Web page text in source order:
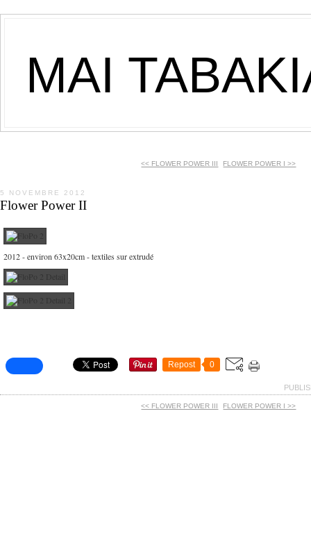
MAI
<< FLOWER POWER III FLOWER POWER I >>
5 NOVEMBRE 2012
Flower Power II
2012 - environ 63x20cm - textiles sur extrudé
Repost 0
<< FLOWER POWER III FLOWER POWER I >>